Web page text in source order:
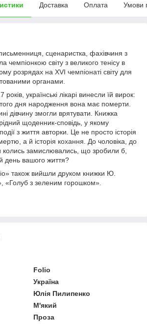
Доставка Оплата Умови
сценаристка, фахівчиня з
чемпіонкою світу з великого тенісу в
розрядах на ХVI чемпіонаті світу для
органами.
українські лікарі винесли їй вирок:
дня народження вона має померти.
дівчину змогли врятувати. Книжка
щоденник-сповідь, у якому
з життя авторки. Це не просто історія
а й історія кохання. До чоловіка, до
колись замислювались, що зробили б,
день вашого життя?
також вийшли друком книжки Ю.
«Голуб з зеленим горошком».
Folio
Україна
Юлія Пилипенко
М'який
Проза